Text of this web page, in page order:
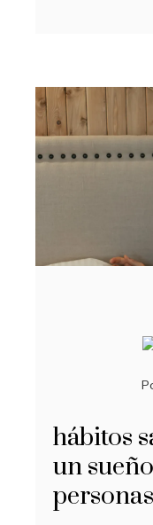
hábitos
un